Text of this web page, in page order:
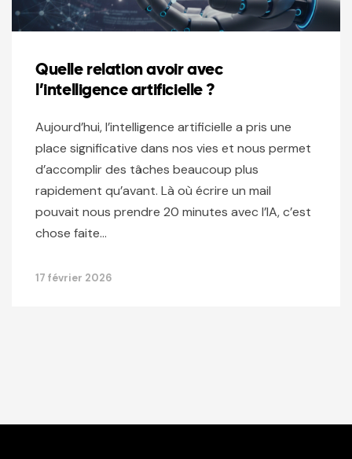
Quelle relation avoir avec
l’intelligence artificielle ?
Aujourd’hui, l’intelligence artificielle a pris une
place significative dans nos vies et nous permet
d’accomplir des tâches beaucoup plus
rapidement qu’avant. Là où écrire un mail
pouvait nous prendre 20 minutes avec l’IA, c’est
chose faite…
17 février 2026